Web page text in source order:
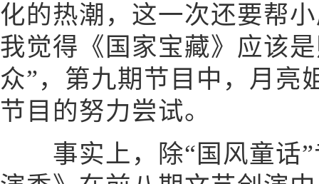
化的热潮，这一次还要帮
我觉得《国家宝藏》应该
众”，第九期节目中，月亮
节目的努力尝试。
事实上，除“国风童话”